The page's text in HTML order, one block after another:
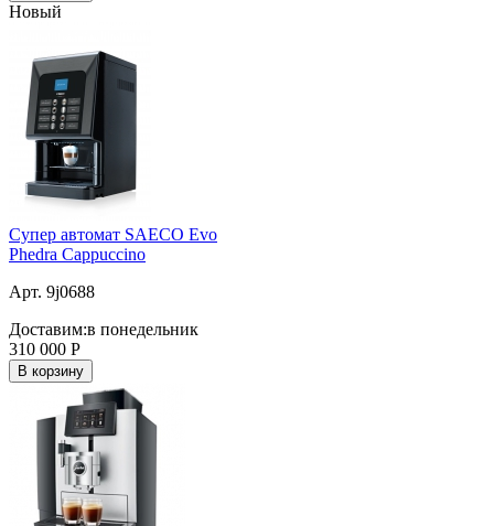
Новый
Супер автомат SAECO Evo
Phedra Cappuccino
Арт. 9j0688
Доставим:в понедельник
310 000 Р
В корзину